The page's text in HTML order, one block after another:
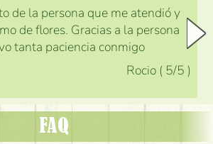
de la persona que me atendió y
de flores. Gracias a la persona
tanta paciencia conmigo
Rocio ( 5/5 )
FAQ